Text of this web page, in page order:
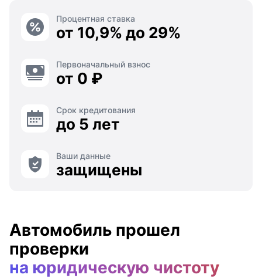
Процентная ставка
от 10,9% до 29%
Первоначальный взнос
от 0 ₽
Срок кредитования
до 5 лет
Ваши данные
защищены
Автомобиль прошел
проверки
на юридическую чистоту